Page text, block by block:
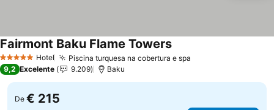
5 Estrelas Hotel Piscina turquesa na cobertura e spa
Fairmont Baku Flame TowersVer preços
9,2 Excelente 9.209 Baku
De € 215